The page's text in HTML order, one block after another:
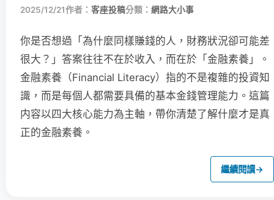
2025/12/21作者： 客座投稿分類： 網路大小事
你是否想過「為什麼同樣賺錢的人，財務狀況卻可能差
很大？」答案往往不在於收入，而在於「金融素養」。
金融素養（Financial Literacy）指的不是複雜的投資知
識，而是每個人都需要具備的基本金錢管理能力。這篇
内容以四大核心能力為主軸，帶你清楚了解什麼才是真
正的金融素養。
繼續閱讀→